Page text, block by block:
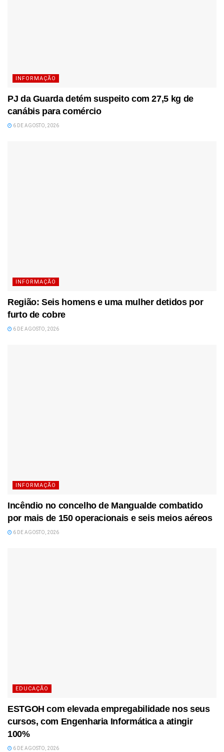
INFORMAÇÃO
PJ da Guarda detém suspeito com 27,5 kg de
canábis para comércio
6 DE AGOSTO, 2026
INFORMAÇÃO
Região: Seis homens e uma mulher detidos por
furto de cobre
6 DE AGOSTO, 2026
INFORMAÇÃO
Incêndio no concelho de Mangualde combatido
por mais de 150 operacionais e seis meios aéreos
6 DE AGOSTO, 2026
EDUCAÇÃO
ESTGOH com elevada empregabilidade nos seus
cursos, com Engenharia Informática a atingir
100%
6 DE AGOSTO, 2026